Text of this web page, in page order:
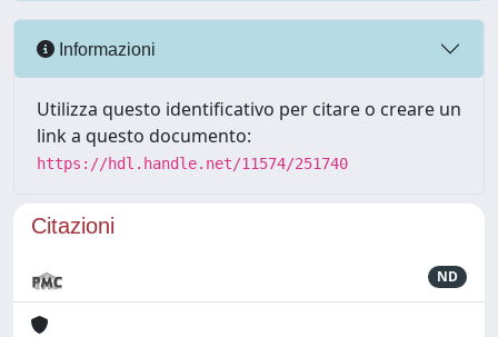
Informazioni
Utilizza questo identificativo per citare o creare un
link a questo documento:
https://hdl.handle.net/11574/251740
Citazioni
ND